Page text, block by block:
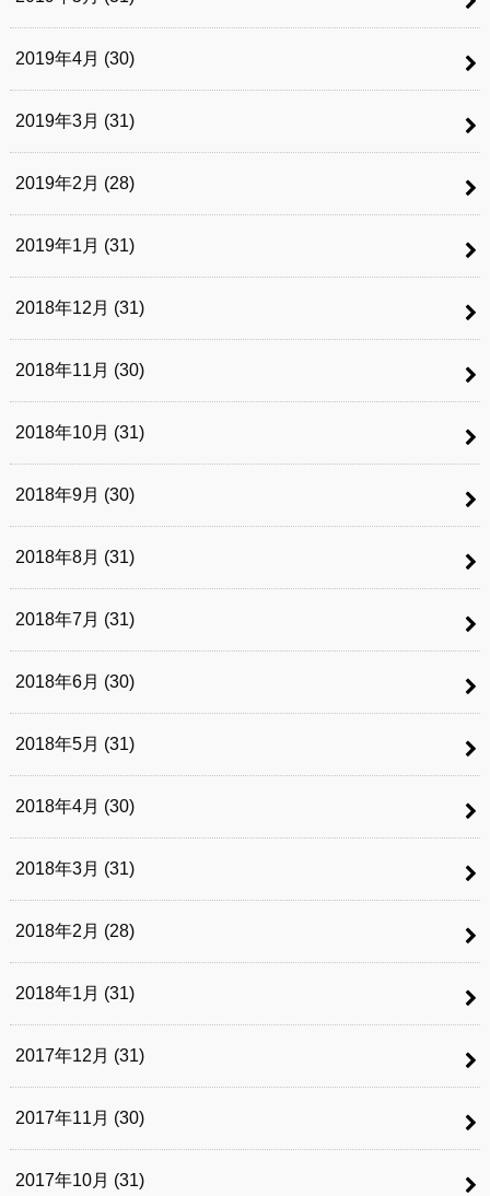
2019年4月 (30)
2019年3月 (31)
2019年2月 (28)
2019年1月 (31)
2018年12月 (31)
2018年11月 (30)
2018年10月 (31)
2018年9月 (30)
2018年8月 (31)
2018年7月 (31)
2018年6月 (30)
2018年5月 (31)
2018年4月 (30)
2018年3月 (31)
2018年2月 (28)
2018年1月 (31)
2017年12月 (31)
2017年11月 (30)
2017年10月 (31)